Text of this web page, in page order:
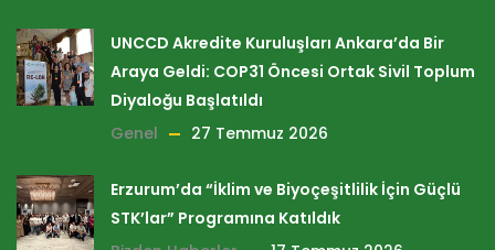
UNCCD Akredite Kuruluşları Ankara’da Bir
Araya Geldi: COP31 Öncesi Ortak Sivil Toplum
Diyaloğu Başlatıldı
Genel
27 Temmuz 2026
Erzurum’da “İklim ve Biyoçeşitlilik İçin Güçlü
STK’lar” Programına Katıldık